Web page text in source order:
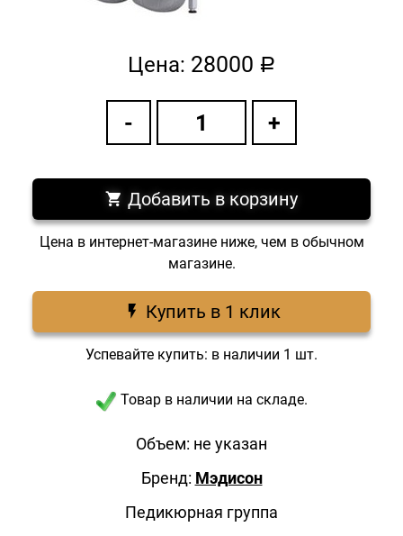
Цена: 28000 a
Добавить в корзину
Цена в интернет-магазине ниже, чем в обычном
магазине.
Купить в 1 клик
Успевайте купить: в наличии 1 шт.
Товар в наличии на складе.
Объем: не указан
Бренд: Мэдисон
Педикюрная группа